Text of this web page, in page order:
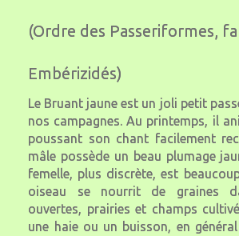
(Ordre des Passeriformes,
Embérizidés)
Le Bruant jaune est un joli petit
nos campagnes. Au printemps, il
poussant son chant facilement
mâle possède un beau plumage
femelle, plus discrète, est
oiseau se nourrit de graines
ouvertes, prairies et champs
une haie ou un buisson, en